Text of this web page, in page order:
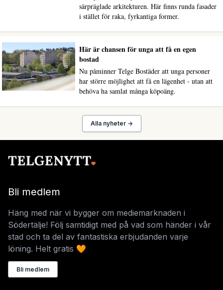
särpräglade arkitekturen. Här finns runda fasader
i stället för raka, fyrkantiga former.
Här är chansen för unga att få en egen
bostad
Nu påminner Telge Bostäder att unga personer
har större möjlighet att få en lägenhet - utan att
behöva ha samlat många köpoäng.
Alla nyheter →
Bli medlem
Häng med när vi bygger om mediemarknaden i
Södertälje! Följ samtidigt med på vad som händer i vår
stad och ta del av fantastiska erbjudanden varje
löning. Helt gratis 🧡
Bli medlem